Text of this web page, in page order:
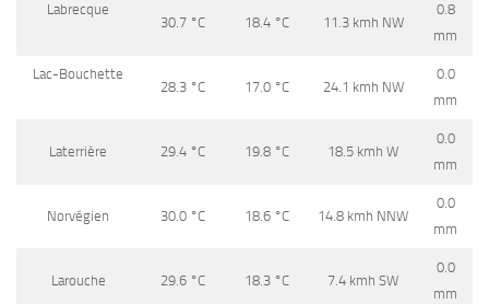
Labrecque
30.7°C 18.4°C 11.3 kmh NW
0.8
mm
Lac-Bouchette
28.3°C 17.0°C 24.1 kmh NW
0.0
mm
Laterrière 29.4°C 19.8°C 18.5 kmh W
0.0
mm
Norvégien 30.0°C 18.6°C 14.8 kmh NNW
0.0
mm
Larouche 29.6°C 18.3°C 7.4 kmh SW
0.0
mm